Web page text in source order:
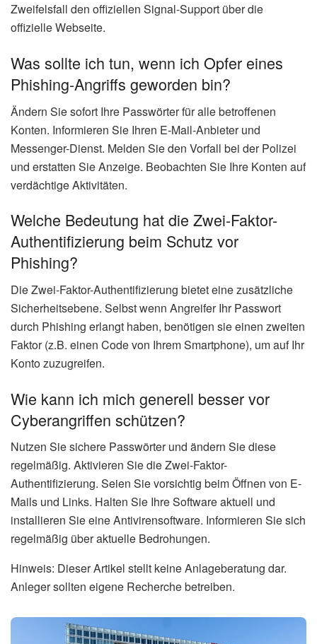
Zweifelsfall den offiziellen Signal-Support über die
offizielle Webseite.
Was sollte ich tun, wenn ich Opfer eines
Phishing-Angriffs geworden bin?
Ändern Sie sofort Ihre Passwörter für alle betroffenen
Konten. Informieren Sie Ihren E-Mail-Anbieter und
Messenger-Dienst. Melden Sie den Vorfall bei der Polizei
und erstatten Sie Anzeige. Beobachten Sie Ihre Konten auf
verdächtige Aktivitäten.
Welche Bedeutung hat die Zwei-Faktor-
Authentifizierung beim Schutz vor
Phishing?
Die Zwei-Faktor-Authentifizierung bietet eine zusätzliche
Sicherheitsebene. Selbst wenn Angreifer Ihr Passwort
durch Phishing erlangt haben, benötigen sie einen zweiten
Faktor (z.B. einen Code von Ihrem Smartphone), um auf Ihr
Konto zuzugreifen.
Wie kann ich mich generell besser vor
Cyberangriffen schützen?
Nutzen Sie sichere Passwörter und ändern Sie diese
regelmäßig. Aktivieren Sie die Zwei-Faktor-
Authentifizierung. Seien Sie vorsichtig beim Öffnen von E-
Mails und Links. Halten Sie Ihre Software aktuell und
installieren Sie eine Antivirensoftware. Informieren Sie sich
regelmäßig über aktuelle Bedrohungen.
Hinweis: Dieser Artikel stellt keine Anlageberatung dar.
Anleger sollten eigene Recherche betreiben.